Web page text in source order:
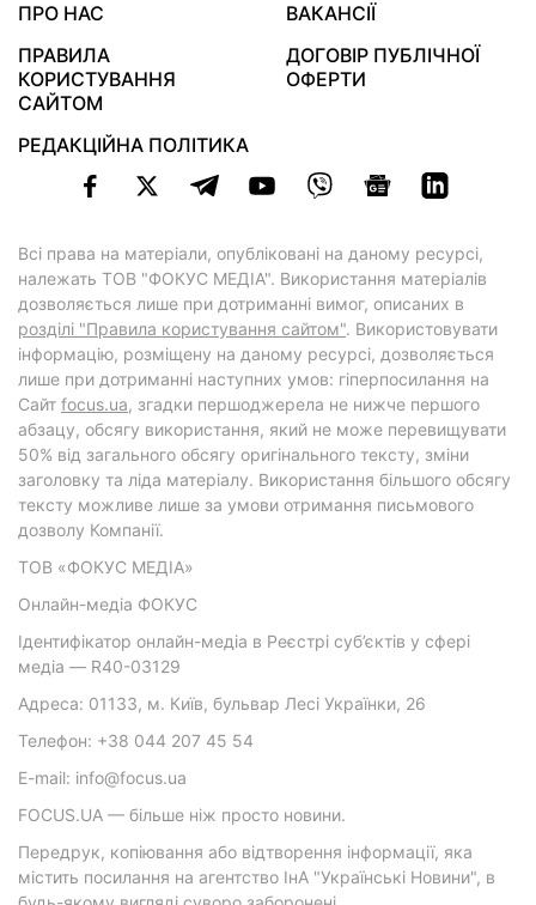
ПРО НАС
ВАКАНСІЇ
ПРАВИЛА
КОРИСТУВАННЯ
САЙТОМ
ДОГОВІР ПУБЛІЧНОЇ
ОФЕРТИ
РЕДАКЦІЙНА ПОЛІТИКА
Всі права на матеріали, опубліковані на даному ресурсі,
належать ТОВ "ФОКУС МЕДІА". Використання матеріалів
дозволяється лише при дотриманні вимог, описаних в
розділі "Правила користування сайтом". Використовувати
інформацію, розміщену на даному ресурсі, дозволяється
лише при дотриманні наступних умов: гіперпосилання на
Cайт focus.ua, згадки першоджерела не нижче першого
абзацу, обсягу використання, який не може перевищувати
50% від загального обсягу оригінального тексту, зміни
заголовку та ліда матеріалу. Використання більшого обсягу
тексту можливе лише за умови отримання письмового
дозволу Компанії.
ТОВ «ФОКУС МЕДІА»
Онлайн-медіа ФОКУС
Ідентифікатор онлайн-медіа в Реєстрі суб’єктів у сфері
медіа — R40-03129
Адреса: 01133, м. Київ, бульвар Лесі Українки, 26
Телефон: +38 044 207 45 54
E-mail: info@focus.ua
FOCUS.UA — більше ніж просто новини.
Передрук, копіювання або відтворення інформації, яка
містить посилання на агентство ІнА "Українські Новини", в